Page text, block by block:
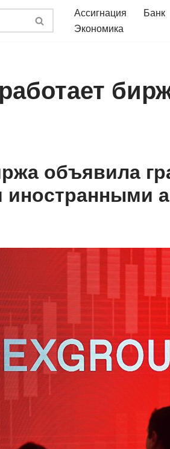
Ассигнация Банк
Экономика
объявила
иностранными